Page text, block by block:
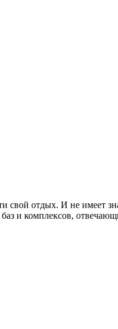
свой отдых. И не имеет
и комплексов,